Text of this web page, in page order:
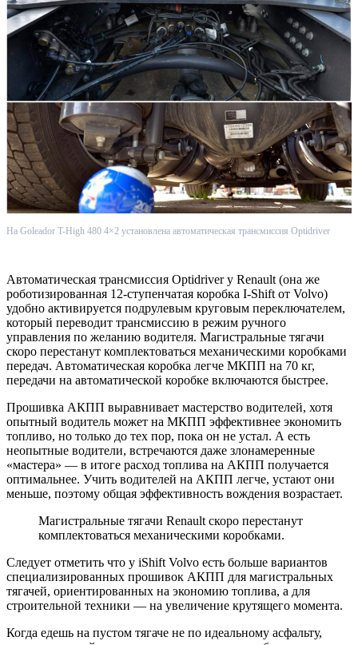
На Goleador T-High 480 4×2 установлена автоматическая трансмиссия Optidriver
Автоматическая трансмиссия Optidriver у Renault (она же
роботизированная 12-ступенчатая коробка I-Shift от Volvo)
удобно активируется подрулевым круговым переключателем,
который переводит трансмиссию в режим ручного
управления по желанию водителя. Магистральные тягачи
скоро перестанут комплектоваться механическими коробками
передач. Автоматическая коробка легче МКПП на 70 кг,
передачи на автоматической коробке включаются быстрее.
Прошивка АКПП выравнивает мастерство водителей, хотя
опытный водитель может на МКПП эффективнее экономить
топливо, но только до тех пор, пока он не устал. А есть
неопытные водители, встречаются даже злонамеренные
«мастера» — в итоге расход топлива на АКПП получается
оптимальнее. Учить водителей на АКПП легче, устают они
меньше, поэтому общая эффективность вождения возрастает.
Магистральные тягачи Renault скоро перестанут
комплектоваться механическими коробками.
Следует отметить что у iShift Volvo есть больше вариантов
специализированных прошивок АКПП для магистральных
тягачей, ориентированных на экономию топлива, а для
строительной техники — на увеличение крутящего момента.
Когда едешь на пустом тягаче не по идеальному асфальту,